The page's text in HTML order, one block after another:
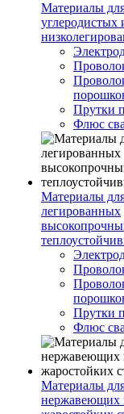
Материалы
углеродистых
Прутки
Флюс
Материалы
легированных
Прутки
Флюс
Материалы
нержавеющих